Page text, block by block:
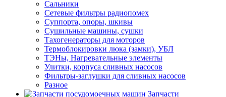
Сальники
Сетевые фильтры радиопомех
Суппорта, опоры, шкивы
Сушильные машины, сушки
Тахогенераторы для моторов
Термоблокировки люка (замки), УБЛ
ТЭНы, Нагревательные элементы
Улитки, корпуса сливных насосов
Фильтры-заглушки для сливных насосов
Разное
Запчасти